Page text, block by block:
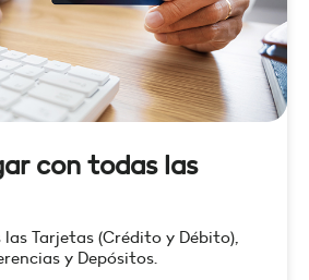
con todas las
Tarjetas (Crédito y Débito),
y Depósitos.